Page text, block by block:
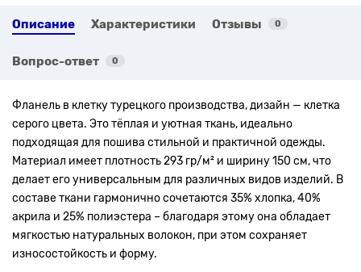
Описание Характеристики Отзывы 0
Вопрос-ответ 0
Фланель в клетку турецкого производства, дизайн — клетка
серого цвета. Это тёплая и уютная ткань, идеально
подходящая для пошива стильной и практичной одежды.
Материал имеет плотность 293 гр/м² и ширину 150 см, что
делает его универсальным для различных видов изделий. В
составе ткани гармонично сочетаются 35% хлопка, 40%
акрила и 25% полиэстера – благодаря этому она обладает
мягкостью натуральных волокон, при этом сохраняет
износостойкость и форму.